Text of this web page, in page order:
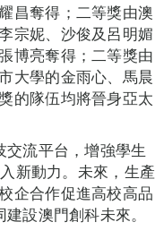
昌奪得；二等獎由澳
宗妮、沙俊及呂明媚
博亮奪得；二等獎由
大學的金雨心、馬晨
的隊伍均將晉身亞太
流平台，增強學生
新動力。未來，生產
企合作促進高校高品
設澳門創科未來。